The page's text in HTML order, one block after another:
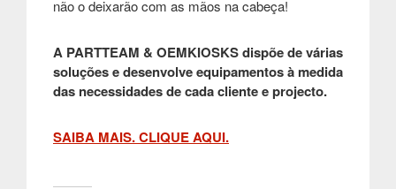
não o deixarão com as mãos na cabeça!
A PARTTEAM & OEMKIOSKS dispõe de várias
soluções e desenvolve equipamentos à medida
das necessidades de cada cliente e projecto.
SAIBA MAIS. CLIQUE AQUI.